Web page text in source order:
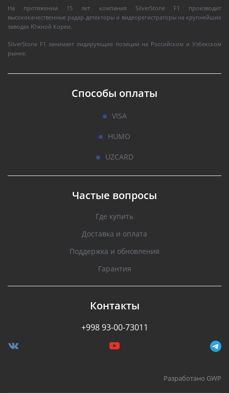
На протяжении 15 лет компания SilverStone F1 производит
высококачественные радар-детекторы и видеорегистраторы на крупнейших
заводах Южной Кореи.
SilverStone F1 занимает лидирующие позиции на Российском и Узбекском
рынке.
Способы оплаты
VISA
HUMO
UZCARD
Частые вопросы
Где купить
Доставка и оплата
Поддержка и обновления
Гарантия
Контакты
+998 93-00-73011
Разработано GWP